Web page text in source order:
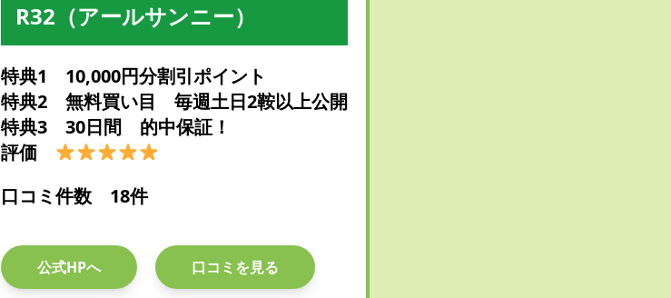
R32（アールサンニー）
特典1 10,000円分割引ポイント
特典2 無料買い目 毎週土日2鞍以上公開
特典3 30日間 的中保証！
評価
口コミ件数 18件
公式HPへ 口コミを見る